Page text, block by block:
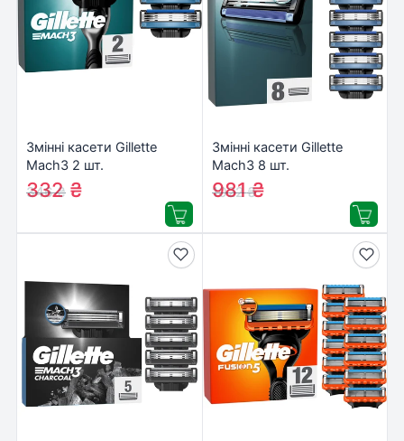
Змінні касети Gillette
Mach3 2 шт.
(3014260251970)
346₴
332₴
Змінні касети Gillette
Mach3 8 шт.
(3014260239640/
1022₴
981₴